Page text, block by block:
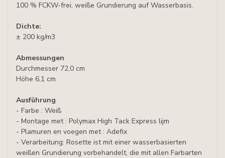
100 % FCKW-frei, weiße Grundierung auf Wasserbasis.
Dichte:
± 200 kg/m3
Abmessungen
Durchmesser 72,0 cm
Höhe 6,1 cm
Ausführung
- Farbe : Weiß
- Montage met : Polymax High Tack Express lijm
- Plamuren en voegen met : Adefix
- Verarbeitung: Rosette ist mit einer wasserbasierten
weißen Grundierung vorbehandelt, die mit allen Farbarten